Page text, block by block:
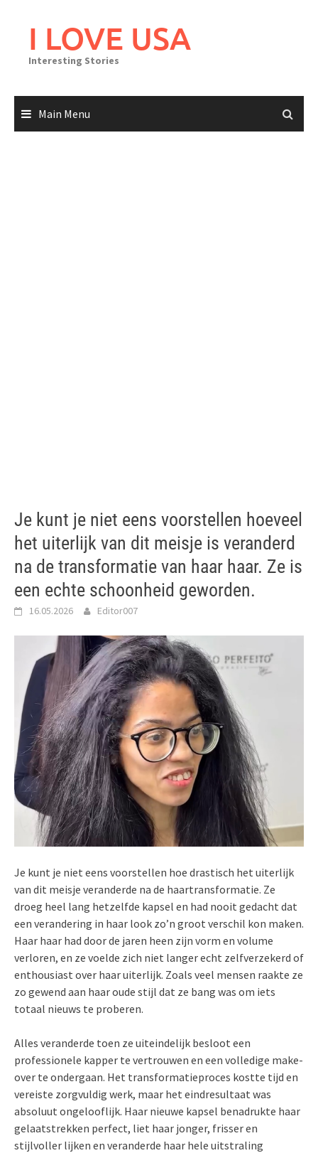
I LOVE USA
Interesting Stories
Main Menu
Je kunt je niet eens voorstellen hoeveel
het uiterlijk van dit meisje is veranderd
na de transformatie van haar haar. Ze is
een echte schoonheid geworden.
16.05.2026 Editor007
Je kunt je niet eens voorstellen hoe drastisch het uiterlijk
van dit meisje veranderde na de haartransformatie. Ze
droeg heel lang hetzelfde kapsel en had nooit gedacht dat
een verandering in haar look zo’n groot verschil kon maken.
Haar haar had door de jaren heen zijn vorm en volume
verloren, en ze voelde zich niet langer echt zelfverzekerd of
enthousiast over haar uiterlijk. Zoals veel mensen raakte ze
zo gewend aan haar oude stijl dat ze bang was om iets
totaal nieuws te proberen.
Alles veranderde toen ze uiteindelijk besloot een
professionele kapper te vertrouwen en een volledige make-
over te ondergaan. Het transformatieproces kostte tijd en
vereiste zorgvuldig werk, maar het eindresultaat was
absoluut ongelooflijk. Haar nieuwe kapsel benadrukte haar
gelaatstrekken perfect, liet haar jonger, frisser en
stijlvoller lijken en veranderde haar hele uitstraling